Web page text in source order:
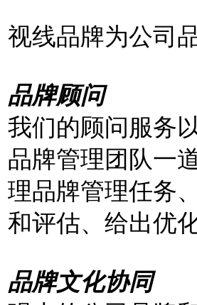
视线品牌为公司
品牌顾问
我们的顾问服务
品牌管理团队一
理品牌管理任务
和评估、给出优
品牌文化协同